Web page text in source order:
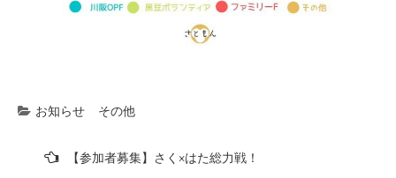
お知らせ その他
【参加者募集】さく×はた総力戦！